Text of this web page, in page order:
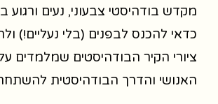
מקדש בודהיסטי צבעוני, נעים ורגוע
כדאי להכנס לבפנים (בלי נעליים!)
ציורי הקיר הבודהיסטים שמלמדים
האנושי והדרך הבודהיסטית